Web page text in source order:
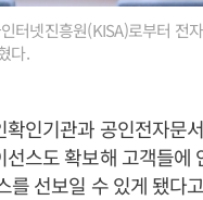
터넷진흥원(KISA)로부터 전
다.
인기관과 공인전자문
스도 확보해 고객들에
를 선보일 수 있게 됐다